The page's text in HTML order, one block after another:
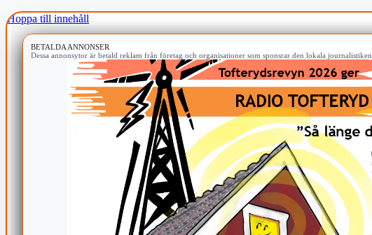
Hoppa till innehåll
BETALDA ANNONSER
Dessa annonsytor är betald reklam från företag och organisationer som sponsrar den lokala journalistiken.